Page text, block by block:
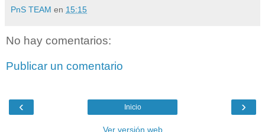
PnS TEAM en 15:15
No hay comentarios:
Publicar un comentario
‹ ›
Inicio
Ver versión web